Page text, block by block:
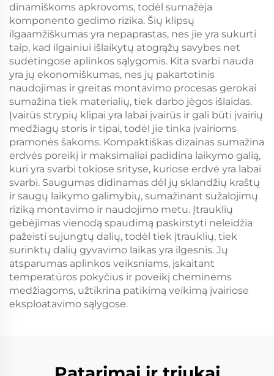
dinamiškoms apkrovoms, todėl sumažėja
komponento gedimo rizika. Šių klipsų
ilgaamžiškumas yra nepaprastas, nes jie yra sukurti
taip, kad ilgainiui išlaikytų atogrąžų savybes net
sudėtingose aplinkos sąlygomis. Kita svarbi nauda
yra jų ekonomiškumas, nes jų pakartotinis
naudojimas ir greitas montavimo procesas gerokai
sumažina tiek materialių, tiek darbo jėgos išlaidas.
Įvairūs strypių klipai yra labai įvairūs ir gali būti įvairių
medžiagų storis ir tipai, todėl jie tinka įvairioms
pramonės šakoms. Kompaktiškas dizainas sumažina
erdvės poreikį ir maksimaliai padidina laikymo galią,
kuri yra svarbi tokiose srityse, kuriose erdvė yra labai
svarbi. Saugumas didinamas dėl jų sklandžių kraštų
ir saugų laikymo galimybių, sumažinant sužalojimų
riziką montavimo ir naudojimo metu. Įtrauklių
gebėjimas vienodą spaudimą paskirstyti neleidžia
pažeisti sujungtų dalių, todėl tiek įtrauklių, tiek
surinktų dalių gyvavimo laikas yra ilgesnis. Jų
atsparumas aplinkos veiksniams, įskaitant
temperatūros pokyčius ir poveikį cheminėms
medžiagoms, užtikrina patikimą veikimą įvairiose
eksploatavimo sąlygose.